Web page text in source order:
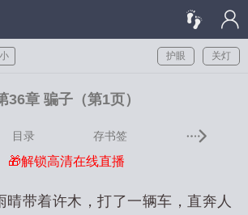
关灯
护眼
小
36章 骗子（第1页）
目录 存书签
🎁解锁高清在线直播
晴带着许木，打了一辆车，直奔人